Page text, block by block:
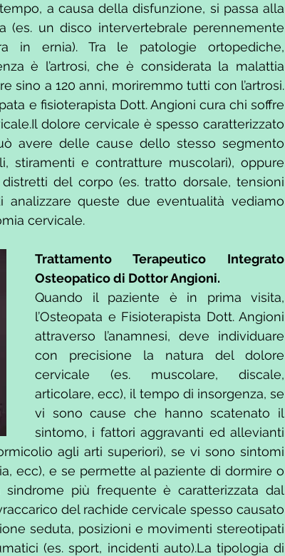
a causa della disfunzione, si passa alla
(es. un disco intervertebrale perennemente
in ernia). Tra le patologie ortopediche,
è l’artrosi, che è considerata la malattia
sino a 120 anni, moriremmo tutti con l’artrosi.
e fisioterapista Dott. Angioni cura chi soffre
dolore cervicale è spesso caratterizzato
avere delle cause dello stesso segmento
stiramenti e contratture muscolari), oppure
del corpo (es. tratto dorsale, tensioni
analizzare queste due eventualità vediamo
cervicale.
Trattamento Terapeutico Integrato
Osteopatico di Dottor Angioni.
Quando il paziente è in prima visita,
l’Osteopata e Fisioterapista Dott. Angioni
attraverso l’anamnesi, deve individuare
con precisione la natura del dolore
cervicale (es. muscolare, discale,
articolare, ecc), il tempo di insorgenza, se
vi sono cause che hanno scatenato il
sintomo, i fattori aggravanti ed allevianti
agli arti superiori), se vi sono sintomi
ecc), e se permette al paziente di dormire o
più frequente è caratterizzata dal
del rachide cervicale spesso causato
seduta, posizioni e movimenti stereotipati
(es. sport, incidenti auto).La tipologia di